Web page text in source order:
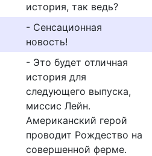
история, так ведь?
- Сенсационная
новость!
- Это будет отличная
история для
следующего выпуска,
миссис Лейн.
Американский герой
проводит Рождество на
совершенной ферме.